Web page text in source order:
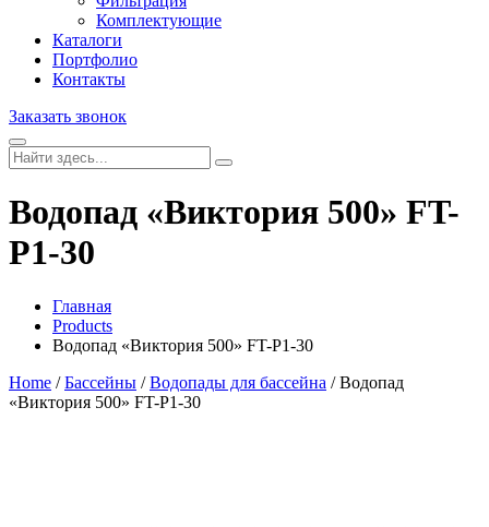
Комплектующие
Каталоги
Портфолио
Контакты
Заказать звонок
Водопад «Виктория 500» FT-
Р1-30
Главная
Products
Водопад «Виктория 500» FT-Р1-30
Home /Бассейны /Водопады для бассейна / Водопад
«Виктория 500» FT-Р1-30